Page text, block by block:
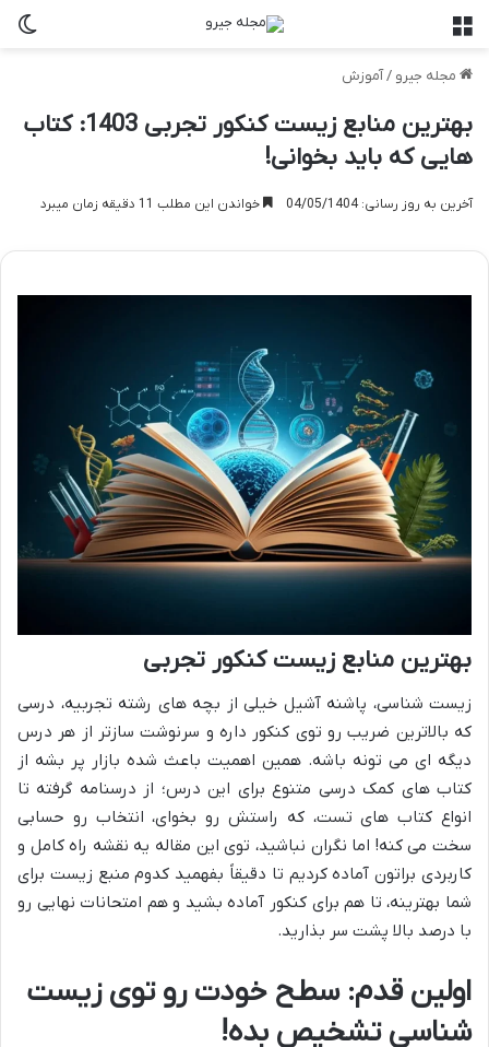
مجله جیرو /آموزش
بهترین منابع زیست کنکور تجربی 1403: کتاب
هایی که باید بخوانی!
آخرین به روز رسانی: 04/05/1404 خواندن این مطلب 11 دقیقه زمان میبرد
بهترین منابع زیست کنکور تجربی
زیست شناسی، پاشنه آشیل خیلی از بچه های رشته تجربیه، درسی
که بالاترین ضریب رو توی کنکور داره و سرنوشت سازتر از هر درس
دیگه ای می تونه باشه. همین اهمیت باعث شده بازار پر بشه از
کتاب های کمک درسی متنوع برای این درس؛ از درسنامه گرفته تا
انواع کتاب های تست، که راستش رو بخوای، انتخاب رو حسابی
سخت می کنه! اما نگران نباشید، توی این مقاله یه نقشه راه کامل و
کاربردی براتون آماده کردیم تا دقیقاً بفهمید کدوم منبع زیست برای
شما بهترینه، تا هم برای کنکور آماده بشید و هم امتحانات نهایی رو
با درصد بالا پشت سر بذارید.
اولین قدم: سطح خودت رو توی زیست
شناسی تشخیص بده!